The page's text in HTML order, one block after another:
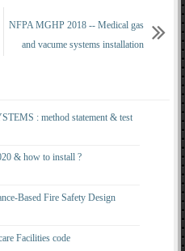
NFPA MGHP 2018 -- Medical gas
and vacume systems installation
: method statement & test
& how to install ?
Based Fire Safety Design
Facilities code